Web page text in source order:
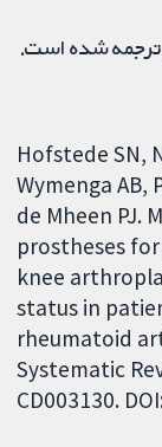
ترجمه شده است.
Hofstede SN,
Wymenga AB,
de Mheen PJ.
prostheses
knee
status in
rheumatoid
Systematic
CD003130.